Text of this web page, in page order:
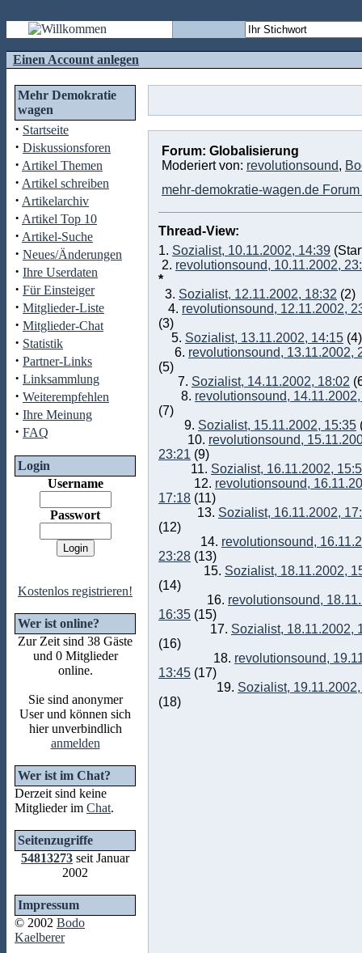
Einen Account anlegen
Mehr Demokratie
wagen
· Startseite
· Diskussionsforen
· Artikel Themen
· Artikel schreiben
· Artikelarchiv
· Artikel Top 10
· Artikel-Suche
· Neues/Änderungen
· Ihre Userdaten
· Für Einsteiger
· Mitglieder-Liste
· Mitglieder-Chat
· Statistik
· Partner-Links
· Linksammlung
· Weiterempfehlen
· Ihre Meinung
· FAQ
Login
Username
Passwort
Kostenlos registrieren!
Wer ist online?
Zur Zeit sind 38 Gäste
und 0 Mitglieder
online.
Sie sind anonymer
User und können sich
hier unverbindlich
anmelden
Wer ist im Chat?
Derzeit sind keine
Mitglieder im Chat.
Seitenzugriffe
54813273 seit Januar
2002
Impressum
© 2002 Bodo
Kaelberer
Forum: Globalisierung
Moderiert von: revolutionsound,
mehr-demokratie-wagen.de
Thread-View:
1. Sozialist, 10.11.2002, 14:39
2. revolutionsound, 10.11.2002,
*
3. Sozialist, 12.11.2002, 18:32 (2)
4. revolutionsound, 12.11.2002,
(3)
5. Sozialist, 13.11.2002, 14:15
6. revolutionsound, 13.11.2002,
(5)
7. Sozialist, 14.11.2002, 18:02
8. revolutionsound,
(7)
9. Sozialist, 15.11.2002, 15:35
10. revolutionsound,
23:21 (9)
11. Sozialist, 16.11.2002,
12. revolutionsound,
17:18 (11)
13. Sozialist, 16.11.2002,
(12)
14. revolutionsound,
23:28 (13)
15. Sozialist, 18.11.2002,
(14)
16. revolutionsound,
16:35 (15)
17. Sozialist, 18.11.2002,
(16)
18. revolutionsound,
13:45 (17)
19. Sozialist,
(18)